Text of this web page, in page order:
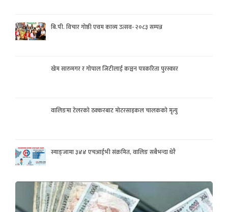
बि.पी. विचार गोष्ठी एवम काव्य उत्सव- २०८३ सम्पन्न
खेम सारुमगर र गोपाल जिटीलाई कञ्चन पत्रकरिता पुरस्कार
वालिङमा टेलरको ठक्करबाट मोटरसाइकल चालकको मृत्यु
स्याङ्जामा ३४४ एचआईभी संक्रमित, वालिङ सबैभन्दा धेरै